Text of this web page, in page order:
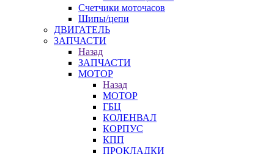
Счетчики моточасов
Шипы/цепи
ДВИГАТЕЛЬ
ЗАПЧАСТИ
Назад
ЗАПЧАСТИ
МОТОР
Назад
МОТОР
ГБЦ
КОЛЕНВАЛ
КОРПУС
КПП
ПРОКЛАДКИ